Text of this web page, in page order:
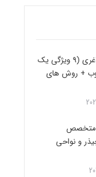
بهترین جراح لاغری (9 ویژگی یک
+ روش های
متخصص
و نواحی